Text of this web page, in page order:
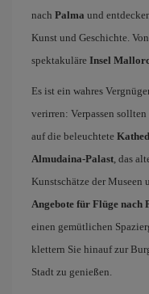
nach Palma und
Kunst und Geschichte.
spektakuläre Insel
Es ist ein wahres
verirren: Verpassen
auf die beleuchtete
Almudaina-Palast, das
Kunstschätze der Museen
Angebote für Flüge nach
einen gemütlichen
klettern Sie hinauf zur
Stadt zu genießen.